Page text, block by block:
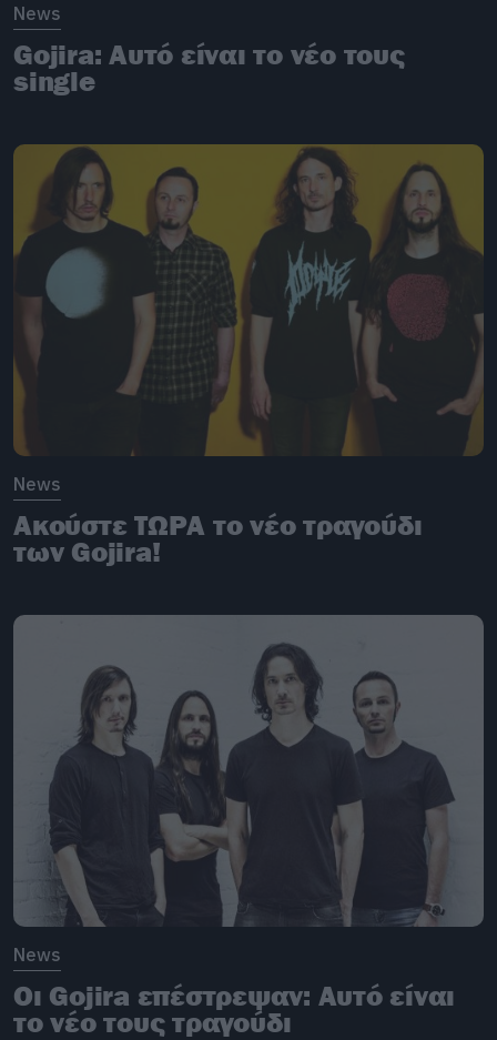
News
Gojira: Αυτό είναι το νέο τους
single
News
Ακούστε ΤΩΡΑ το νέο τραγούδι
των Gojira!
News
Οι Gojira επέστρεψαν: Αυτό είναι
το νέο τους τραγούδι